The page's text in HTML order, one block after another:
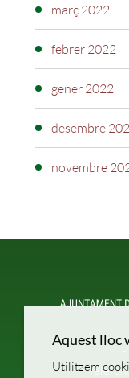
març 2022
febrer 2022
gener 2022
desembre
novembre
Aquest lloc
Utilitzem